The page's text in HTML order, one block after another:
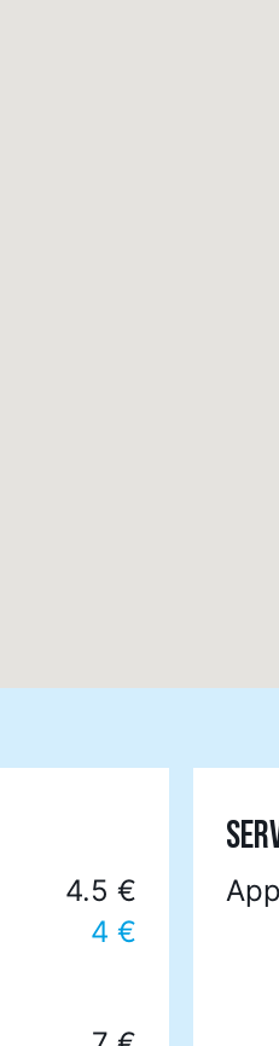
4.5 €
4 €